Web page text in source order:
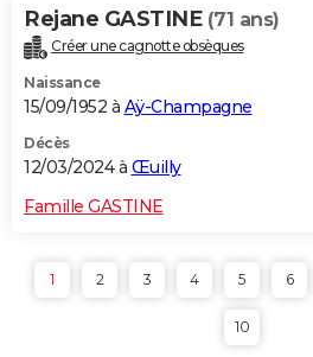
Rejane GASTINE (71 ans)
Créer une cagnotte obsèques
Naissance
15/09/1952 à Aÿ-Champagne
Décès
12/03/2024 à Œuilly
Famille GASTINE
1 2 3 4 5 6
10